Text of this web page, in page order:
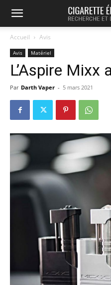
Accueil Avis
Avis Matériel
L’Aspire Mixx
Par Darth Vaper - 5 mars 2021